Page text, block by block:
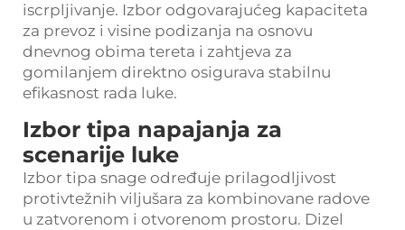
iscrpljivanje. Izbor odgovarajućeg kapaciteta
za prevoz i visine podizanja na osnovu
dnevnog obima tereta i zahtjeva za
gomilanjem direktno osigurava stabilnu
efikasnost rada luke.
Izbor tipa napajanja za
scenarije luke
Izbor tipa snage određuje prilagodljivost
protivtežnih viljušara za kombinovane radove
u zatvorenom i otvorenom prostoru. Dizel